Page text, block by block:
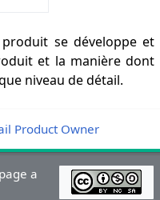
se développe et
et la manière dont
niveau de détail.
Product Owner
a